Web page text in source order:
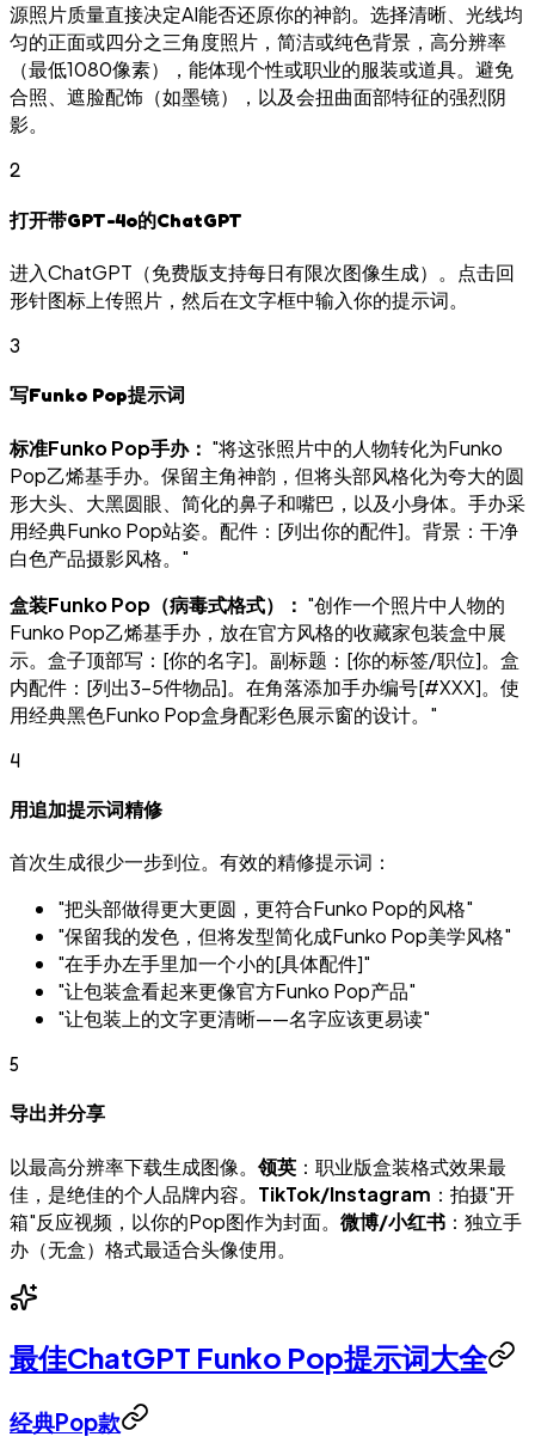
源照片质量直接决定AI能否还原你的神韵。选择清晰、光线均
匀的正面或四分之三角度照片，简洁或纯色背景，高分辨率
（最低1080像素），能体现个性或职业的服装或道具。避免
合照、遮脸配饰（如墨镜），以及会扭曲面部特征的强烈阴
影。
2
打开带GPT-4o的ChatGPT
进入ChatGPT（免费版支持每日有限次图像生成）。点击回
形针图标上传照片，然后在文字框中输入你的提示词。
3
写Funko Pop提示词
标准Funko Pop手办： "将这张照片中的人物转化为Funko
Pop乙烯基手办。保留主角神韵，但将头部风格化为夸大的圆
形大头、大黑圆眼、简化的鼻子和嘴巴，以及小身体。手办采
用经典Funko Pop站姿。配件：[列出你的配件]。背景：干净
白色产品摄影风格。"
盒装Funko Pop（病毒式格式）： "创作一个照片中人物的
Funko Pop乙烯基手办，放在官方风格的收藏家包装盒中展
示。盒子顶部写：[你的名字]。副标题：[你的标签/职位]。盒
内配件：[列出3-5件物品]。在角落添加手办编号[#XXX]。使
用经典黑色Funko Pop盒身配彩色展示窗的设计。"
4
用追加提示词精修
首次生成很少一步到位。有效的精修提示词：
"把头部做得更大更圆，更符合Funko Pop的风格"
"保留我的发色，但将发型简化成Funko Pop美学风格"
"在手办左手里加一个小的[具体配件]"
"让包装盒看起来更像官方Funko Pop产品"
"让包装上的文字更清晰——名字应该更易读"
5
导出并分享
以最高分辨率下载生成图像。 领英 ：职业版盒装格式效果最
佳，是绝佳的个人品牌内容。 TikTok/Instagram ：拍摄"开
箱"反应视频，以你的Pop图作为封面。 微博/小红书 ：独立手
办（无盒）格式最适合头像使用。
最佳ChatGPT Funko Pop提示词大全
经典Pop款